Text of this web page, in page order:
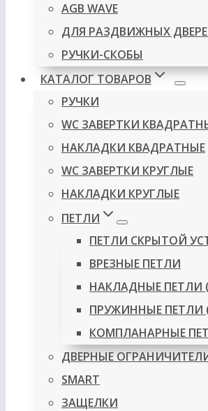
AGB WAVE
ДЛЯ РАЗДВИЖНЫХ
РУЧКИ-СКОБЫ
КАТАЛОГ ТОВАРОВ
РУЧКИ
WC ЗАВЕРТКИ
НАКЛАДКИ КВАДРАТНЫЕ
WC ЗАВЕРТКИ КРУГЛЫЕ
НАКЛАДКИ КРУГЛЫЕ
ПЕТЛИ
ПЕТЛИ СКРЫТОЙ
ВРЕЗНЫЕ ПЕТЛИ
НАКЛАДНЫЕ ПЕТЛИ
ПРУЖИННЫЕ ПЕТЛИ
КОМПЛАНАРНЫЕ
ДВЕРНЫЕ
SMART
ЗАЩЕЛКИ